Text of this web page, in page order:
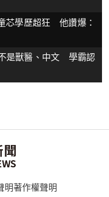
芯學歷超狂 他讚爆：
是獸醫、中文 學霸認
明著作權聲明